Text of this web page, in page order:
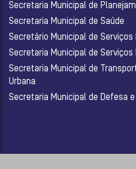
Secretaria Municipal de
Secretaria Municipal de Saúde
Secretário Municipal de Serviços
Secretaria Municipal de Serviços
Secretaria Municipal de
Urbana
Secretaria Municipal de Defesa